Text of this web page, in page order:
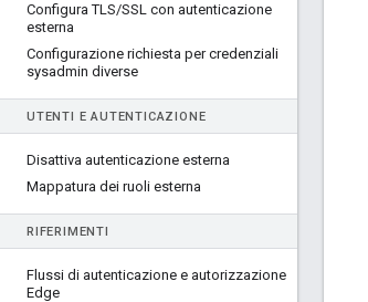
Configura TLS/SSL con autenticazione
esterna
Configurazione richiesta per credenziali
sysadmin diverse
UTENTI E AUTENTICAZIONE
Disattiva autenticazione esterna
Mappatura dei ruoli esterna
RIFERIMENTI
Flussi di autenticazione e autorizzazione
Edge